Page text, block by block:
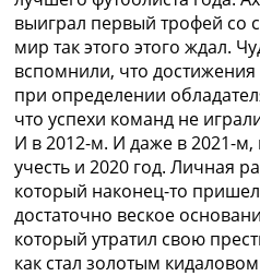
выиграл первый трофей со
мир так этого этого ждал.
вспомнили, что
при определении
что успехи команд не
И в 2012-м. И даже в 2021-
учесть и 2020 год. Личная
который наконец-то
достаточно веское
который утратил свою
как стал золотым